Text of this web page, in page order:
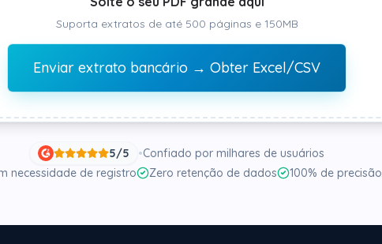
Suporta extratos de até 500 páginas e 150MB
Enviar extrato bancário → Obter Excel/CSV
5/5 •Confiado por milhares de usuários
necessidade de registro
Zero retenção de dados 100% de precisão